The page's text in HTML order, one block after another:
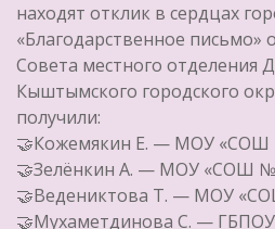
находят отклик в сердцах
«Благодарственное письмо»
Совета местного отделения
Кыштымского городского
получили:
🤝Кожемякин Е. — МОУ «СОШ
🤝Зелёнкин А. — МОУ «СОШ №
🤝Ведениктова Т. — МОУ
🤝Мухаметдинова С. —